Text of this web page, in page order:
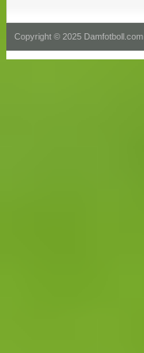
Copyright © 2025 Damfotboll.com